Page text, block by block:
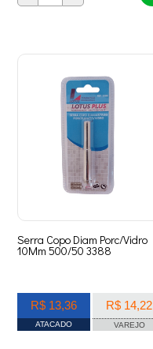
Serra Copo Diam Porc/Vidro
10Mm 500/50 3388
R$ 13,36
ATACADO
R$ 14,22
VAREJO